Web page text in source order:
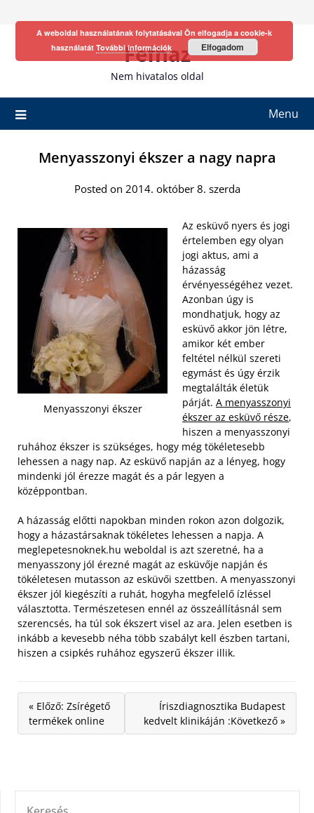
Fefhaz
Nem hivatalos oldal
Menu
Menyasszonyi ékszer a nagy napra
Posted on 2014. október 8. szerda
Menyasszonyi ékszer
Az esküvő nyers és jogi
értelemben egy olyan
jogi aktus, ami a
házasság
érvényességéhez vezet.
Azonban úgy is
mondhatjuk, hogy az
esküvő akkor jön létre,
amikor két ember
feltétel nélkül szereti
egymást és úgy érzik
megtalálták életük
párját. A menyasszonyi
ékszer az esküvő része,
hiszen a menyasszonyi
ruhához ékszer is szükséges, hogy még tökéletesebb
lehessen a nagy nap. Az esküvő napján az a lényeg, hogy
mindenki jól érezze magát és a pár legyen a
középpontban.
A házasság előtti napokban minden rokon azon dolgozik,
hogy a házastársaknak tökéletes lehessen a napja. A
meglepetesnoknek.hu weboldal is azt szeretné, ha a
menyasszony jól érezné magát az esküvője napján és
tökéletesen mutasson az esküvői szettben. A menyasszonyi
ékszer jól kiegészíti a ruhát, hogyha megfelelő ízléssel
választotta. Természetesen ennél az összeállításnál sem
szerencsés, ha túl sok ékszert visel az ara. Jelen esetben is
inkább a kevesebb néha több szabályt kell észben tartani,
hiszen a csipkés ruhához egyszerű ékszer illik.
« Előző: Zsírégető
termékek online
Íriszdiagnosztika Budapest
kedvelt klinikáján :Következő »
A weboldal használatának folytatásával Ön elfogadja a cookie-k
használatát További információk Elfogadom